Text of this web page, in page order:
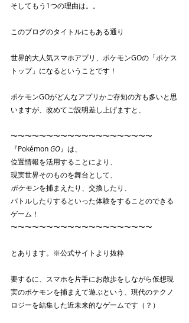
そしてもう1つの理由は。。
このブログのタイトルにもある通り
世界的大人気スマホアプリ、ポケモンGOの「ポケス
トップ」になるということです！
ポケモンGOがどんなアプリかご存知の方も多いと思
いますが、改めてご説明差し上げますと、
〜〜〜〜〜〜〜〜〜〜〜〜〜〜〜〜〜〜〜〜
『Pokémon GO』は、
位置情報を活用することにより、
現実世界そのものを舞台として、
ポケモンを捕まえたり、交換したり、
バトルしたりするといった体験をすることのできる
ゲーム！
〜〜〜〜〜〜〜〜〜〜〜〜〜〜〜〜〜〜〜〜
とあります。※公式サイトより抜粋
要するに、スマホを片手にお散歩をしながら仮想現
実のポケモンを捕まえて遊ぶという、現代のテクノ
ロジーを結集した近未来的なゲームです（？）